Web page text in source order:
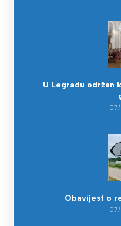
U Legradu održan
Obavijest o